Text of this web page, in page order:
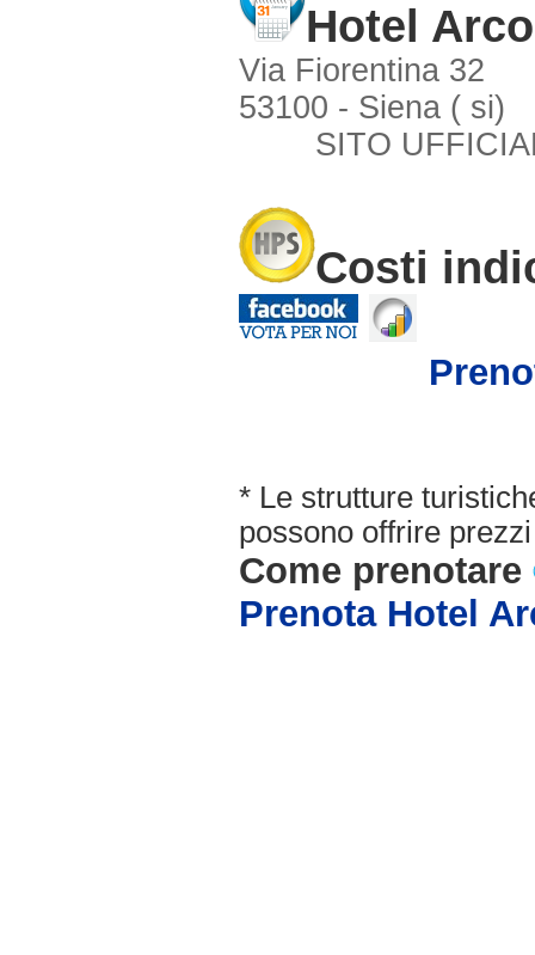
Hotel
Via Fiorentina 32
53100 - Siena ( si)
SITO
Costi
* Le strutture
possono offrire
Come prenotare
Prenota Hotel